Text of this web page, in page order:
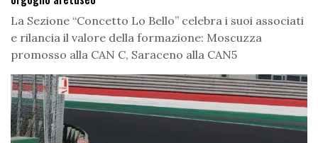
La Sezione “Concetto Lo Bello” celebra i suoi associati
e rilancia il valore della formazione: Moscuzza
promosso alla CAN C, Saraceno alla CAN5